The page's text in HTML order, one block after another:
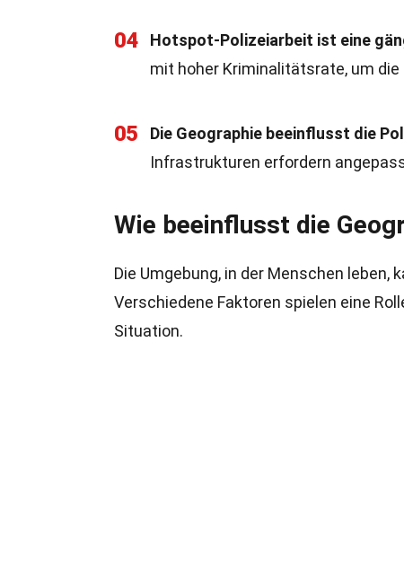
04 Hotspot-Polizeiarbeit ist eine
mit hoher Kriminalitätsrate, um die
05 Die Geographie beeinflusst die
Infrastrukturen erfordern
Wie beeinflusst die
Die Umgebung, in der Menschen
Verschiedene Faktoren spielen eine
Situation.